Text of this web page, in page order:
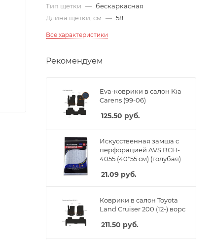
Тип щетки — бескаркасная
Длина щетки, см — 58
Все характеристики
Рекомендуем
Eva-коврики в салон Kia
Carens (99-06)
125.50 руб.
Искусственная замша с
перфорацией AVS BCH-
4055 (40*55 см) (голубая)
21.09 руб.
Коврики в салон Toyota
Land Cruiser 200 (12-) ворс
211.50 руб.